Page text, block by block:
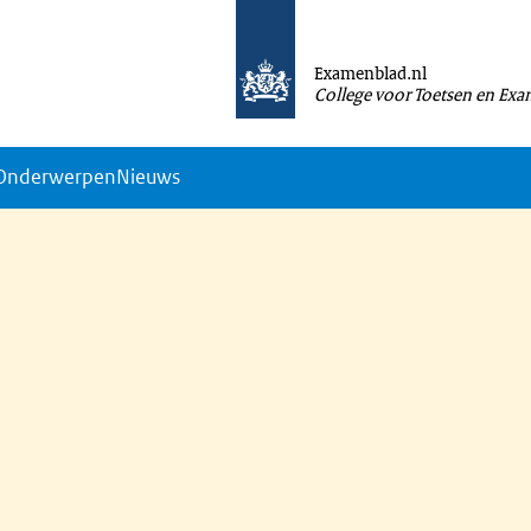
Examenblad.nl
College voor Toetsen en
Nieuws